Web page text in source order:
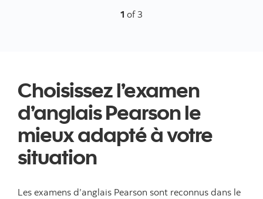
1 of 3
Choisissez l’examen
d’anglais Pearson le
mieux adapté à votre
situation
Les examens d’anglais Pearson sont reconnus dans le